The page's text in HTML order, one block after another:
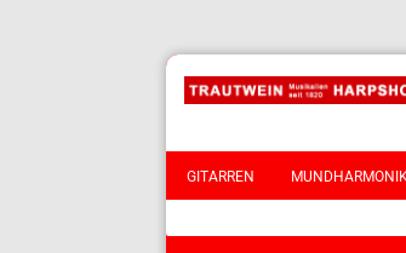
GITARREN